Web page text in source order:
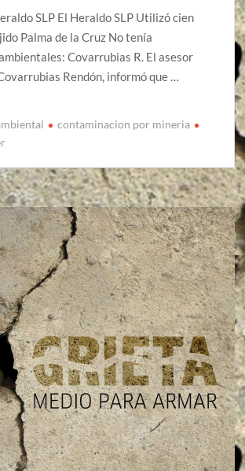
SLP El Heraldo SLP Utilizó cien
Palma de la Cruz No tenía
Covarrubias R. El asesor
Rendón, informó que …
contaminacion por mineria